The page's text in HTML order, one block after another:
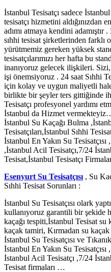
İstanbul Tesisatçı sadece
tesisatçı hizmetini
adımı atmaya kendini
sıhhi tesisat şirketlerinden farklı
yürütmemiz gereken yüksek
tesisatçılarımızı her hafta bu
inanıyoruz gelecek ilişkileri. Sizi,
işi önemsiyoruz . 24 saat Sıhhi
için kolay ve uygun maliyetli
birlikte bir şeyler ters gittiğinde
Tesisatçı profesyonel yardımı
İstanbul da Hizmet
İstanbul Su Kaçağı Bulma
Tesisatçıları,İstanbul Sıhhi
İstanbul En Yakın Su
,İstanbul Acil Tesisatçı,7/24
Tesisat,İstanbul Tesisatçı
Esenyurt Su Tesisatçısı , Su
Sıhhi Tesisat Sorunları :
İstanbul Su Tesisatçısı olark
kullanıyoruz garantili bir şekide
kaçağı tespiti,İstanbul Tesisat su
kaçak tamiri, Kırmadan su
İstanbul Su Tesisatçısı ve
İstanbul En Yakın Su
İstanbul Acil Tesisatçı ,7/24
Tesisat firmaları …